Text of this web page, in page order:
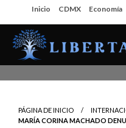
al
contenido
Inicio CDMX Economía
PÁGINA DE INICIO
MARÍA CORINA MACHADO